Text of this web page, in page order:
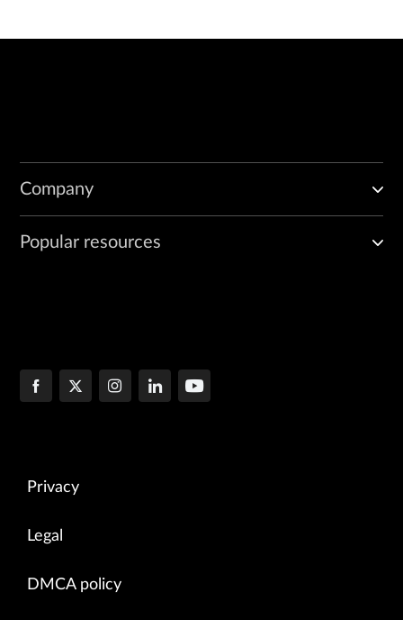
Company
Popular resources
Privacy
Legal
DMCA policy